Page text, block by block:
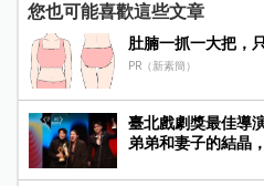
您也可能喜歡這些文章
肚腩一抓一大把，
PR（新素簡）
臺北戲劇獎最佳導
弟弟和妻子的結晶